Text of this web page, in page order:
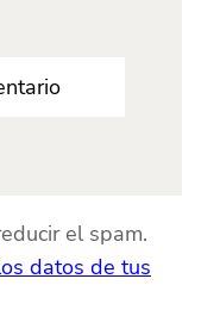
el spam.
datos de tus